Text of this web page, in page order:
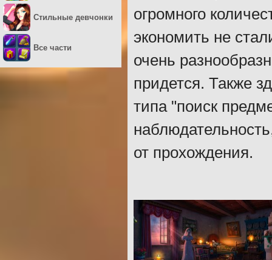
огромного
экономить не
очень
придется. Также
типа "поиск
от прохождения.
Стильные девчонки
Все части